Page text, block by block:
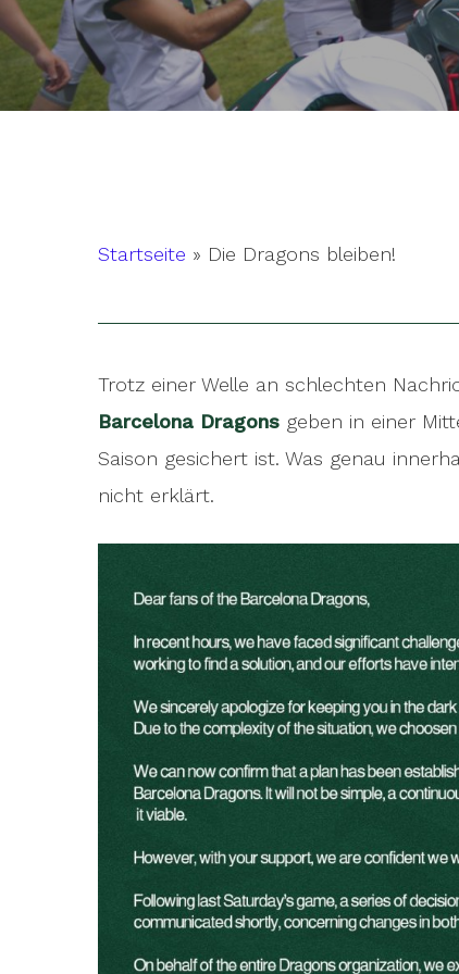
Hit enter to search or ESC to close
Startseite » Die Dragons bleiben!
Trotz einer Welle an schlechten
Barcelona Dragons geben in einer
Saison gesichert ist. Was genau
nicht erklärt.